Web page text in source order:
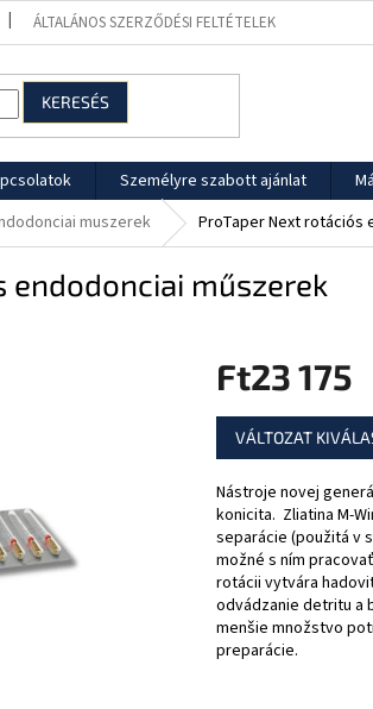
ÁLTALÁNOS SZERZŐDÉSI FELTÉTELEK
KERESÉS
Személyre szabott ajánlat
muszerek ProTaper Next rotációs
endodonciai műszerek
Ft23 175
Egységár:
VÁLTOZAT
Nástroje novej
konicita. Zliatina M-
separácie (použitá v
možné s ním
rotácii vytvára
odvádzanie detritu a
menšie množstvo
preparácie.